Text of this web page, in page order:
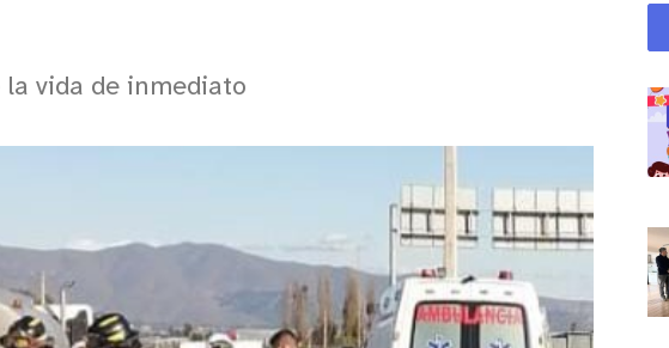
vida de inmediato